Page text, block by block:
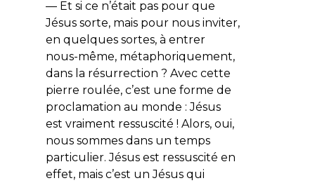
— Et si ce n’était pas pour que
Jésus sorte, mais pour nous inviter,
en quelques sortes, à entrer
nous-même, métaphoriquement,
dans la résurrection ? Avec cette
pierre roulée, c’est une forme de
proclamation au monde : Jésus
est vraiment ressuscité ! Alors, oui,
nous sommes dans un temps
particulier. Jésus est ressuscité en
effet, mais c’est un Jésus qui